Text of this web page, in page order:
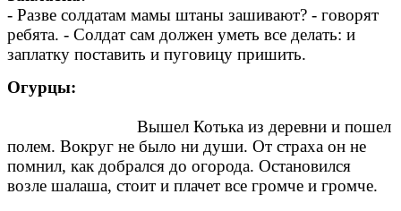
- Разве солдатам мамы штаны зашивают? - говорят
ребята. - Солдат сам должен уметь все делать: и
заплатку поставить и пуговицу пришить.
Огурцы:
Вышел Котька из деревни и пошел
полем. Вокруг не было ни души. От страха он не
помнил, как добрался до огорода. Остановился
возле шалаша, стоит и плачет все громче и громче.